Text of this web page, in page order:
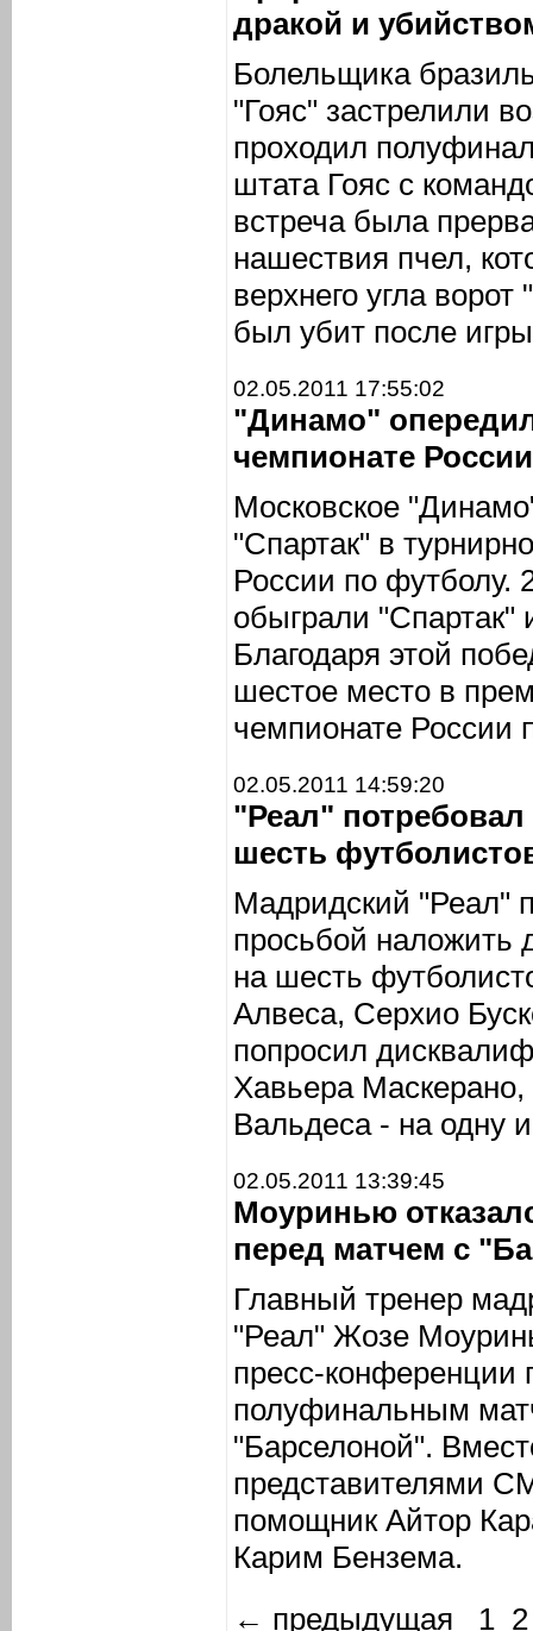
дракой и
Болельщика
"Гояс" застрелили
проходил
штата Гояс с
встреча была
нашествия пчел,
верхнего угла
был убит после
02.05.2011 17:55:02
"Динамо"
чемпионате
Московское
"Спартак" в
России по футболу.
обыграли "Спартак"
Благодаря этой
шестое место в
чемпионате России
02.05.2011 14:59:20
"Реал"
шесть
Мадридский "Реал"
просьбой наложить
на шесть
Алвеса, Серхио
попросил
Хавьера
Вальдеса - на одну
02.05.2011 13:39:45
Моуринью
перед матчем с
Главный тренер
"Реал" Жозе
пресс-конференции
полуфинальным
"Барселоной".
представителями
помощник Айтор
Карим Бензема.
← предыдущая
1 2